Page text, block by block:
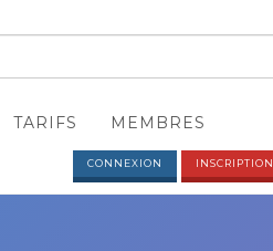
TARIFS MEMBRES
CONNEXION INSCRIPTION